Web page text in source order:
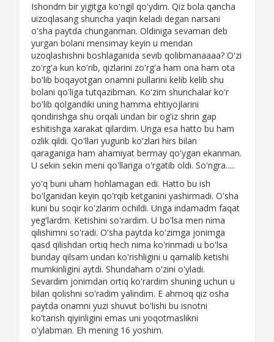
Ishondm bir yigitga ko'ngil qo'ydim. Qiz bola qancha
uizoqlasang shuncha yaqin keladi degan narsani
o'sha paytda chunganman. Oldiniga sevaman deb
yurgan bolani mensimay keyin u mendan
uzoqlashishni boshlaganida sevib qolibmanaaaa? O'zi
zo'rg'a kun ko'rib, qizlarini zo'rg'a ham ona ham ota
bo'lib boqayotgan onamni pullarini kelib kelib shu
bolani qo'liga tutqazibman. Ko'zim shunchalar ko'r
bo'lib qolgandiki uning hamma ehtiyojlarini
qondirishga shu orqali undan bir og'iz shrin gap
eshitishga xarakat qilardim. Unga esa hatto bu ham
ozlik qildi. Qo'llari yugurib ko'zlari hirs bilan
qaraganiga ham ahamiyat bermay qo'ygan ekanman.
U sekin sekin meni qo'llariga o'rgatib oldi. So'ngra.....
yo'q buni uham hohlamagan edi. Hatto bu ish
bo'lganidan keyin qo'rqib ketganini yashirmadi. O'sha
kuni bu soqir ko'zlarim ochildi. Unga indamadm faqat
yeg'lardm. Ketishini so'rardim. U bo'lsa men nima
qilishimni so'radi. O'sha paytda ko'zimga jonimga
qasd qilishdan ortiq hech nima ko'rinmadi u bo'lsa
bunday qilsam undan ko'rishligini u qamalib ketishi
mumkinligini aytdi. Shundaham o'zini o'yladi.
Sevardim jonimdan ortiq ko'rardim shuning uchun u
bilan qolishni so'radim yalindim. E ahmoq qiz osha
paytda onamni yuzi shuvut bo'lishi bu isnotni
ko'tarish qiyinligini emas uni yoqotmaslikni
o'ylabman. Eh mening 16 yoshim.